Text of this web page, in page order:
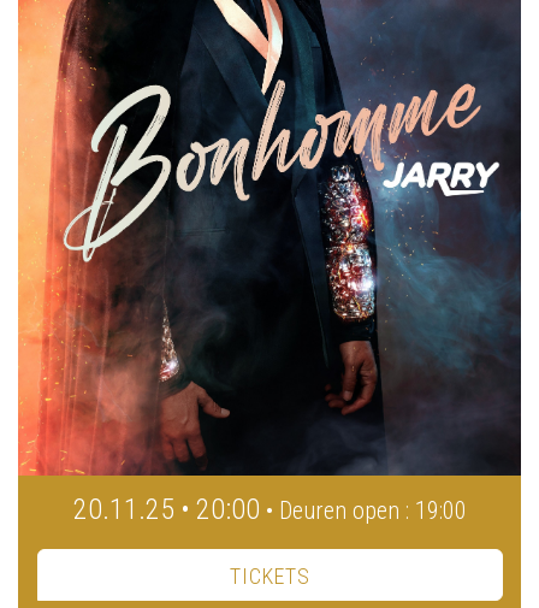
20.11.25 • 20:00 • Deuren open : 19:00
TICKETS